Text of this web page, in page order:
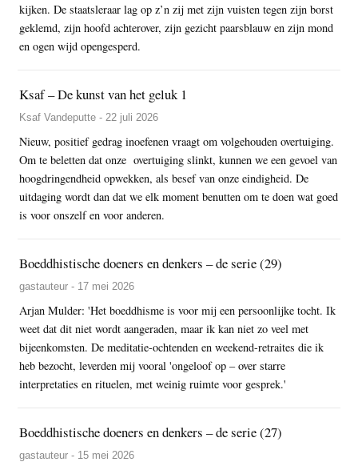
kijken. De staatsleraar lag op z’n zij met zijn vuisten tegen zijn borst
geklemd, zijn hoofd achterover, zijn gezicht paarsblauw en zijn mond
en ogen wijd opengesperd.
Ksaf – De kunst van het geluk 1
Ksaf Vandeputte - 22 juli 2026
Nieuw, positief gedrag inoefenen vraagt om volgehouden overtuiging.
Om te beletten dat onze overtuiging slinkt, kunnen we een gevoel van
hoogdringendheid opwekken, als besef van onze eindigheid. De
uitdaging wordt dan dat we elk moment benutten om te doen wat goed
is voor onszelf en voor anderen.
Boeddhistische doeners en denkers – de serie (29)
gastauteur - 17 mei 2026
Arjan Mulder: 'Het boeddhisme is voor mij een persoonlijke tocht. Ik
weet dat dit niet wordt aangeraden, maar ik kan niet zo veel met
bijeenkomsten. De meditatie-ochtenden en weekend-retraites die ik
heb bezocht, leverden mij vooral 'ongeloof op – over starre
interpretaties en rituelen, met weinig ruimte voor gesprek.'
Boeddhistische doeners en denkers – de serie (27)
gastauteur - 15 mei 2026